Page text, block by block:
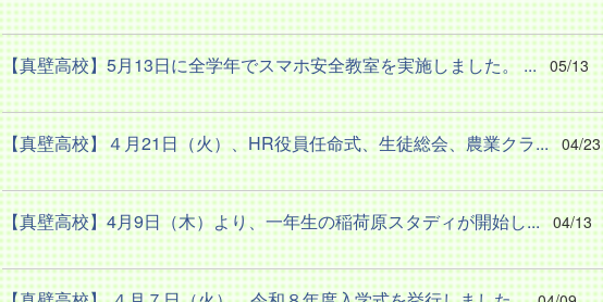
【真壁高校】5月13日に全学年でスマホ安全教室を実施しました。 ... 05/13
【真壁高校】４月21日（火）、HR役員任命式、生徒総会、農業クラ... 04/23
【真壁高校】4月9日（木）より、一年生の稲荷原スタディが開始し... 04/13